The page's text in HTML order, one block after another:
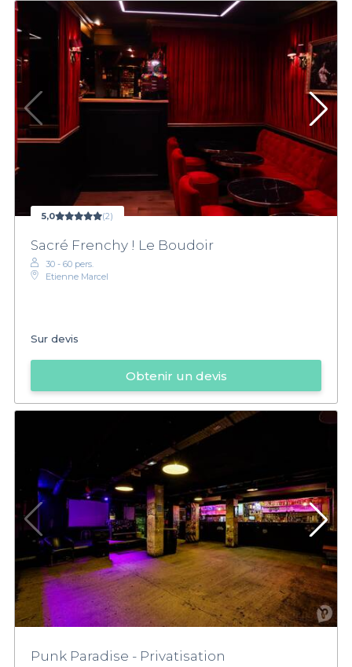
5,0 (2)
Sacré Frenchy ! Le Boudoir
30 - 60 pers.
Etienne Marcel
Sur devis
Obtenir un devis
Punk Paradise - Privatisation